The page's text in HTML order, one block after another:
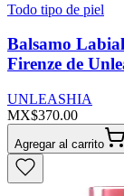
Todo tipo de piel
Balsamo
Firenze de
UNLEASHIA
MX$370.00
Agregar al carrito